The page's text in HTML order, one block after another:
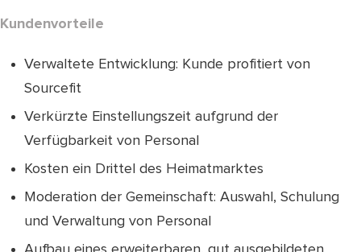
Kundenvorteile
Verwaltete Entwicklung: Kunde profitiert von
Sourcefit
Verkürzte Einstellungszeit aufgrund der
Verfügbarkeit von Personal
Kosten ein Drittel des Heimatmarktes
Moderation der Gemeinschaft: Auswahl, Schulung
und Verwaltung von Personal